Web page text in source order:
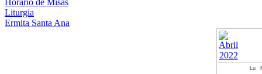
Horario de Misas
Liturgia
Ermita Santa Ana
Lu